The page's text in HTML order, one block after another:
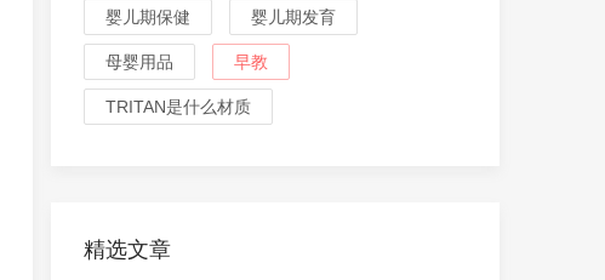
婴儿期保健 婴儿期发育
母婴用品 早教
TRITAN是什么材质
精选文章